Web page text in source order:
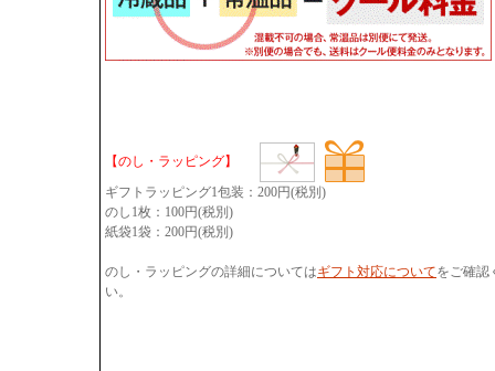
【のし・ラッピング】
ギフトラッピング1包装：200円(税別)
のし1枚：100円(税別)
紙袋1袋：200円(税別)
のし・ラッピングの詳細についてはギフト対応についてをご確認
い。